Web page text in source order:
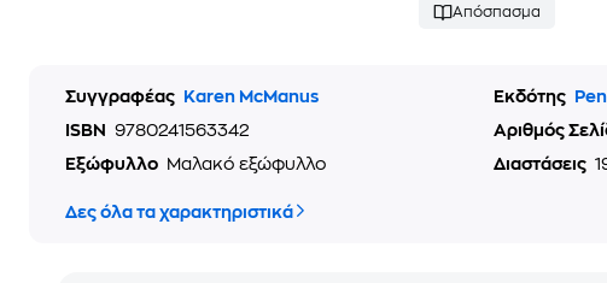
Απόσπασμα
Συγγραφέας Karen McManus Εκδότης
ISBN
9780241563342 Αριθμός
Εξώφυλλο
Μαλακό εξώφυλλο Διαστάσεις
Δες όλα τα χαρακτηριστικά